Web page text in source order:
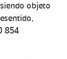
objeto
854